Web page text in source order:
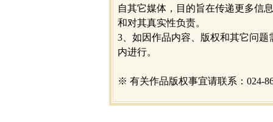
自其它媒体，目的旨在传递更多信
和对其真实性负责。
3、如因作品内容、版权和其它问
内进行。
※ 有关作品版权事宜请联系：024-